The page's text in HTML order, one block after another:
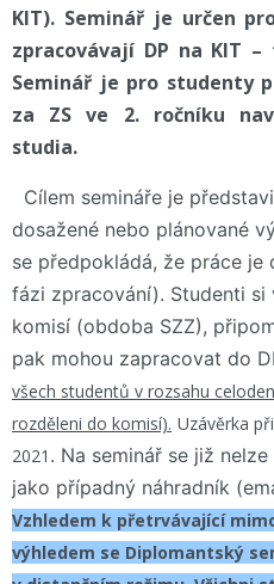
KIT). Seminář je určen
zpracovávají DP na KIT
Seminář je pro studenty
za ZS ve 2. ročníku
studia.
Cílem semináře je
dosažené nebo plánované
se předpokládá, že práce je
fázi zpracování). Studenti si
komisí (obdoba SZZ),
pak mohou zapracovat do
všech studentů v rozsahu
rozděleni do komisí). Uzávěrka
2021 . Na seminář se již
jako případný náhradník
Vzhledem k přetrvávající
výhledem se Diplomantský